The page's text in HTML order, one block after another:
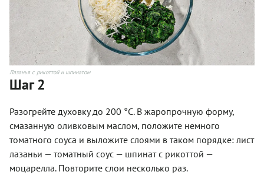
Лазанья с рикоттой и шпинатом
Шаг 2
Разогрейте духовку до 200 °C. В жаропрочную форму,
смазанную оливковым маслом, положите немного
томатного соуса и выложите слоями в таком порядке: лист
лазаньи — томатный соус — шпинат с рикоттой —
моцарелла. Повторите слои несколько раз.